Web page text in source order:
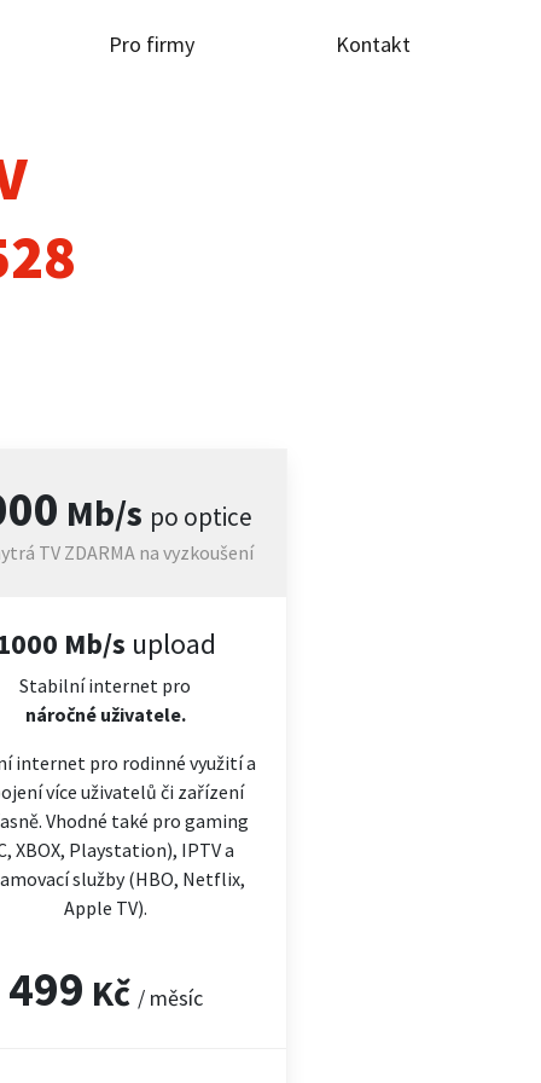
Pro firmy Kontakt
Mb/s po optice
TV ZDARMA na vyzkoušení
Mb/s upload
Stabilní internet pro
náročnéuživatele.
internet pro rodinné využití a
více uživatelů či zařízení
Vhodné také pro gaming
XBOX, Playstation), IPTV a
služby (HBO, Netflix,
Apple TV).
499 Kč / měsíc